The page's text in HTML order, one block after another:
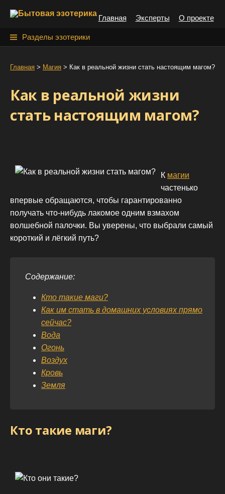
Главная Эксперты О проекте
Разделы эзотерики
й
:
Главная > Магия > Как в реальной жизни стать настоящим магом?
Как в реальной жизни
стать настоящим магом?
К магии
частенько
впервые обращаются, чтобы гарантированно
получать что-нибудь лакомое одним взмахом
волшебной палочки. Вы уверены, что выбрали самый
короткий и лёгкий путь?
Содержание:
Кто такие маги?
Как им стать в домашних условиях прямо
сейчас?
Вода
Огонь
Воздух
Кровь
Земля
Кто такие маги?